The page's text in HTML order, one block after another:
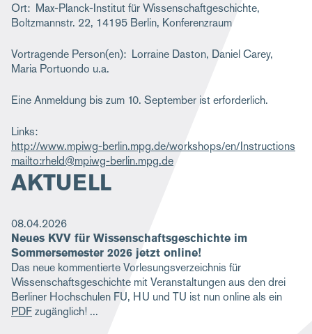
Ort
Max-Planck-Institut für Wissenschaftgeschichte,
Boltzmannstr. 22, 14195 Berlin, Konferenzraum
Vortragende Person(en)
Lorraine Daston, Daniel Carey,
Maria Portuondo u.a.
Eine Anmeldung bis zum 10. September ist erforderlich.
Links
http://www.mpiwg-berlin.mpg.de/workshops/en/Instructions
mailto:rheld@mpiwg-berlin.mpg.de
AKTUELL
08.04.2026
Neues KVV für Wissenschaftsgeschichte im
Sommersemester 2026 jetzt online!
Das neue kommentierte Vorlesungsverzeichnis für
Wissenschaftsgeschichte mit Veranstaltungen aus den drei
Berliner Hochschulen FU, HU und TU ist nun online als ein
PDFzugänglich!